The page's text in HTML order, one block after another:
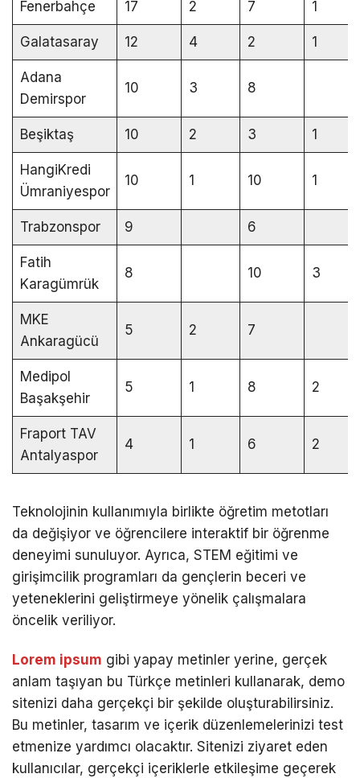
Fenerbahçe 17 2 7 1
Galatasaray 12 4 2 1
Adana
Demirspor
10 3 8
Beşiktaş 10 2 3 1
HangiKredi
Ümraniyespor
10 1 10 1
Trabzonspor 9 6
Fatih
Karagümrük
8 10 3
MKE
Ankaragücü
5 2 7
Medipol
Başakşehir
5 1 8 2
Fraport TAV
Antalyaspor
4 1 6 2
Teknolojinin kullanımıyla birlikte öğretim metotları
da değişiyor ve öğrencilere interaktif bir öğrenme
deneyimi sunuluyor. Ayrıca, STEM eğitimi ve
girişimcilik programları da gençlerin beceri ve
yeteneklerini geliştirmeye yönelik çalışmalara
öncelik veriliyor.
Lorem ipsum gibi yapay metinler yerine, gerçek
anlam taşıyan bu Türkçe metinleri kullanarak, demo
sitenizi daha gerçekçi bir şekilde oluşturabilirsiniz.
Bu metinler, tasarım ve içerik düzenlemelerinizi test
etmenize yardımcı olacaktır. Sitenizi ziyaret eden
kullanıcılar, gerçekçi içeriklerle etkileşime geçerek